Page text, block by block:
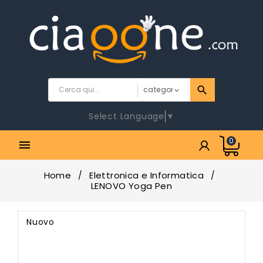
Select Language ▼
 0
Home
Elettronica e Informatica
LENOVO Yoga Pen
Nuovo